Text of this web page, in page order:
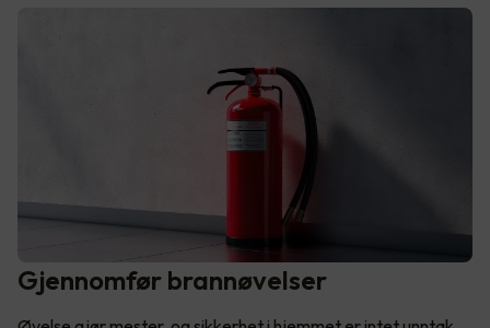
Gjennomfør brannøvelser